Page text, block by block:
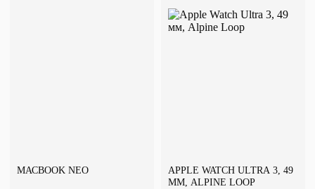
МАСBOOK NEO
APPLE WATCH ULTRA 3, 49
ММ, ALPINE LOOP